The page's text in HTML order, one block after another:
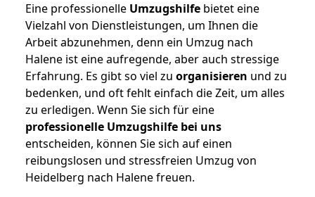
Eine professionelle Umzugshilfe bietet eine
Vielzahl von Dienstleistungen, um Ihnen die
Arbeit abzunehmen, denn ein Umzug nach
Halene ist eine aufregende, aber auch stressige
Erfahrung. Es gibt so viel zu organisieren und zu
bedenken, und oft fehlt einfach die Zeit, um alles
zu erledigen. Wenn Sie sich für eine
professionelle Umzugshilfe bei uns
entscheiden, können Sie sich auf einen
reibungslosen und stressfreien Umzug von
Heidelberg nach Halene freuen.